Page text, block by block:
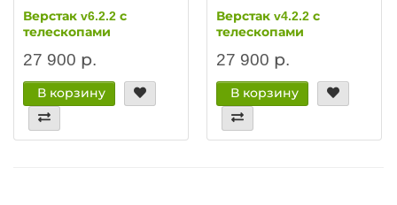
Верстак v6.2.2 с
телескопами
27 900 р.
В корзину
Верстак v4.2.2 с
телескопами
27 900 р.
В корзину